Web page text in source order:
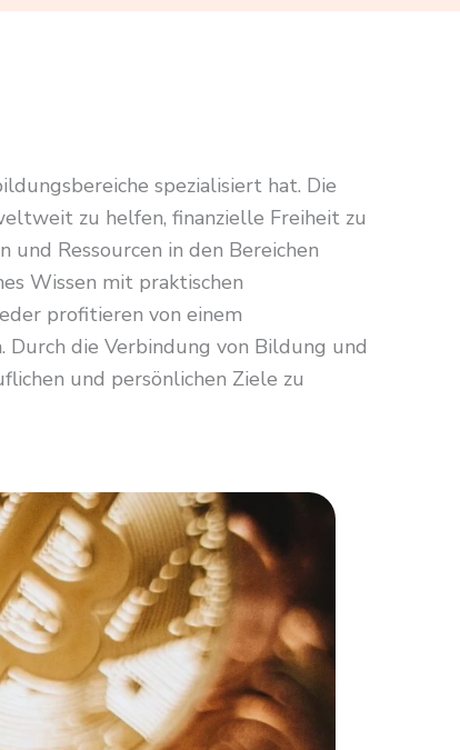
spezialisiert hat. Die
zu helfen, finanzielle Freiheit zu
Ressourcen in den Bereichen
Wissen mit praktischen
profitieren von einem
die Verbindung von Bildung und
und persönlichen Ziele zu